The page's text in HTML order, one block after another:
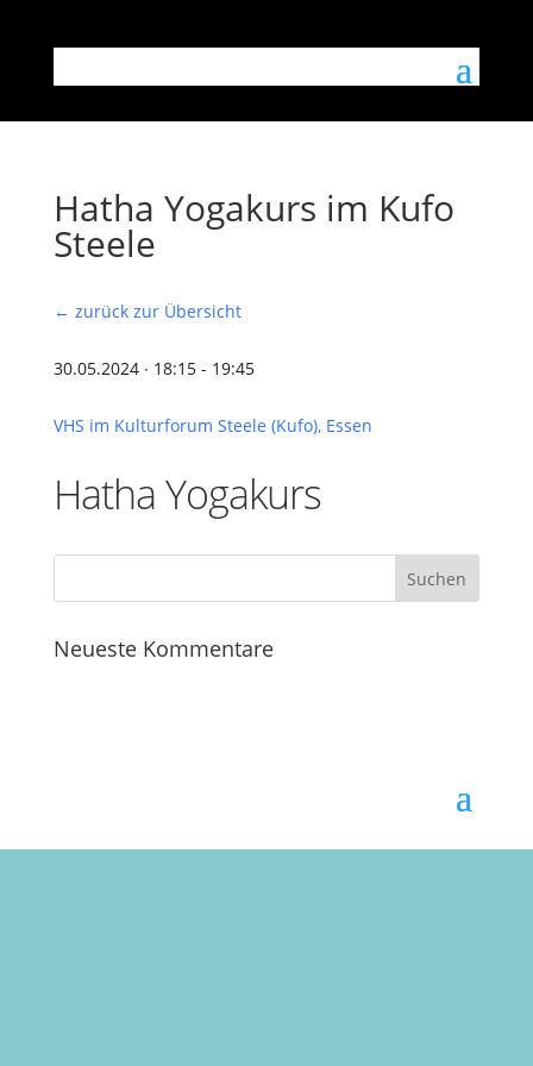
Hatha Yogakurs im Kufo
Steele
← zurück zur Übersicht
30.05.2024 ∙ 18:15 - 19:45
VHS im Kulturforum Steele (Kufo), Essen
Hatha Yogakurs
Neueste Kommentare